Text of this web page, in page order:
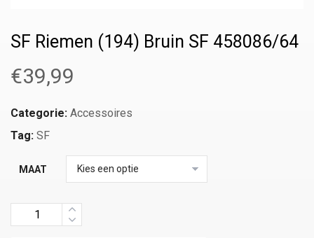
SF Riemen (194) Bruin SF 458086/64
€39,99
Categorie: Accessoires
Tag: SF
MAAT
Quantity